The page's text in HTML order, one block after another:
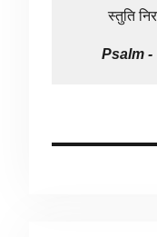
स्तुति
Psalm -